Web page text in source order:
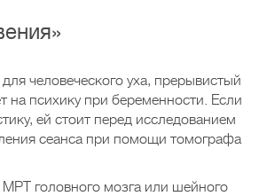
человеческого уха, прерывистый
на психику при беременности. Если
ей стоит перед исследованием
сеанса при помощи томографа
головного мозга или шейного